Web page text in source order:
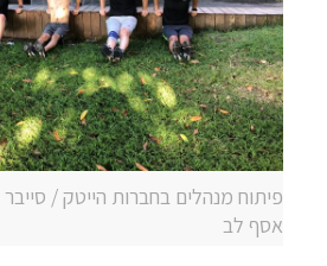
פיתוח מנהלים בחברות הייטק /
אסף לב